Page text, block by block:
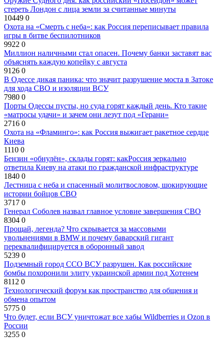
стереть Лондон с лица земли за считанные минуты
10449 0
Охота на «Смерть с неба»: как Россия переписывает правила
игры в битве беспилотников
9922 0
Миллион наличными стал опасен. Почему банки заставят вас
объяснять каждую копейку с августа
9126 0
В Одессе дикая паника: что значит разрушение моста в Затоке
для хода СВО и изоляции ВСУ
7980 0
Порты Одессы пусты, но суда горят каждый день. Кто такие
«матросы удачи» и зачем они лезут под «Герани»
2716 0
Охота на «Фламинго»: как Россия выжигает ракетное сердце
Киева
1110 0
Бензин «обнулён», склады горят: какРоссия зеркально
ответила Киеву на атаки по гражданской инфраструктуре
1840 0
Лестница с неба и спасенный молитвословом, шокирующие
истории бойцов СВО
3717 0
Генерал Соболев назвал главное условие завершения СВО
8304 0
Прощай, легенда? Что скрывается за массовыми
увольнениями в BMW и почему баварский гигант
переквалифицируется в оборонный завод
5239 0
Подземный город ССО ВСУ разрушен. Как российские
бомбы похоронили элиту украинской армии под Хотенем
8112 0
Технологический форум как пространство для общения и
обмена опытом
5775 0
Что будет, если ВСУ уничтожат все хабы Wildberries и Ozon в
России
3255 0